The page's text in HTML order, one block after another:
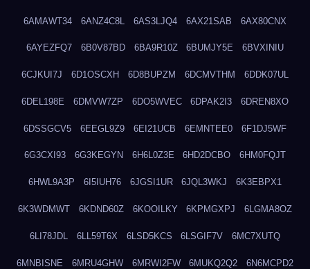
6AMAWT34 6ANZ4C8L 6AS3LJQ4 6AX21SAB 6AX80CNX
6AYEZFQ7 6B0V87BD 6BA9R10Z 6BUMJY5E 6BVXINIU
6CJKUI7J 6D1OSCXH 6D8BUPZM 6DCMVTHM 6DDK07UL
6DEL198E 6DMVW7ZP 6DO5WVEC 6DPAK2I3 6DREN8XO
6DSSGCV5 6EEGL9Z9 6EI21UCB 6EMNTEE0 6F1DJ5WF
6G3CXI93 6G3KEGYN 6H6L0Z3E 6HD2DCBO 6HM0FQJT
6HWL9A3P 6I5IUH76 6JGSI1UR 6JQL3WKJ 6K3EBPX1
6K3WDMWT 6KDND60Z 6KOOILKY 6KPMGXPJ 6LGMA8OZ
6LI78JDL 6LL59T6X 6LSD5KCS 6LSGIF7V 6MC7XUTQ
6MNBISNE 6MRU4GHW 6MRWI2FW 6MUKQ2Q2 6N6MCPD2